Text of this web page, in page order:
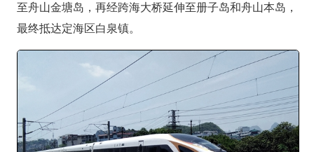
至舟山金塘岛，再经跨海大桥延伸至册子岛和舟山本岛，
最终抵达定海区白泉镇。